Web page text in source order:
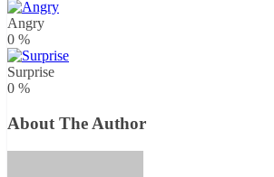
Angry
0 %
Surprise
0 %
About The Author